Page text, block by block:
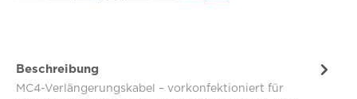
Beschreibung
MC4-Verlängerungskabel – vorkonfektioniert für